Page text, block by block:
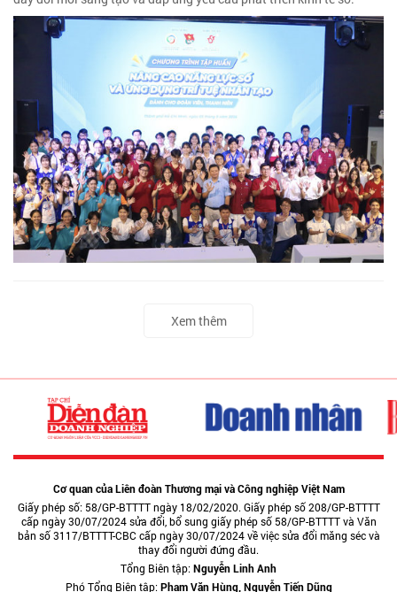
Xem thêm
Cơ quan của Liên đoàn Thương mại và Công nghiệp Việt Nam
Giấy phép số: 58/GP-BTTTT ngày 18/02/2020. Giấy phép số 208/GP-BTTTT
cấp ngày 30/07/2024 sửa đổi, bổ sung giấy phép số 58/GP-BTTTT và Văn
bản số 3117/BTTTT-CBC cấp ngày 30/07/2024 về việc sửa đổi măng séc và
thay đổi người đứng đầu.
Tổng Biên tập:Nguyễn Linh Anh
Phó Tổng Biên tập:Phạm Văn Hùng, Nguyễn Tiến Dũng